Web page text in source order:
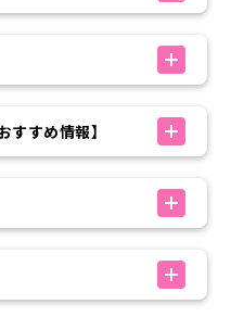
すめ情報】